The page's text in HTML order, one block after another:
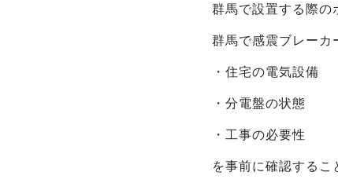
群馬で設置する際の
群馬で感震ブレーカ
・住宅の電気設備
・分電盤の状態
・工事の必要性
を事前に確認するこ